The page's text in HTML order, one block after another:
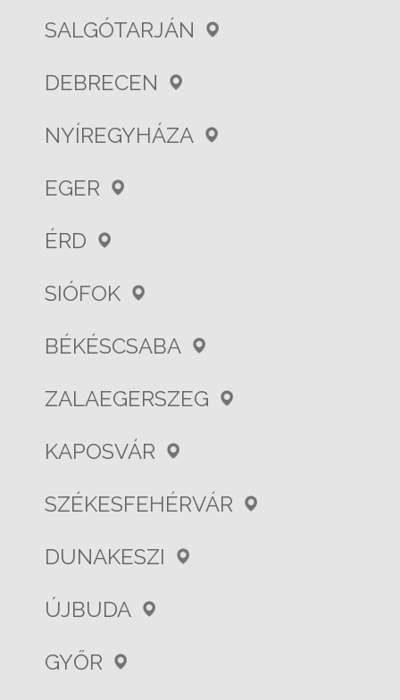
SALGÓTARJÁN
DEBRECEN
NYÍREGYHÁZA
EGER
ÉRD
SIÓFOK
BÉKÉSCSABA
ZALAEGERSZEG
KAPOSVÁR
SZÉKESFEHÉRVÁR
DUNAKESZI
ÚJBUDA
GYŐR